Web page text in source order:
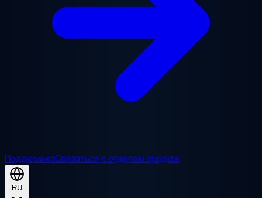
ПоддержкаСвязаться с отделом продаж
RU